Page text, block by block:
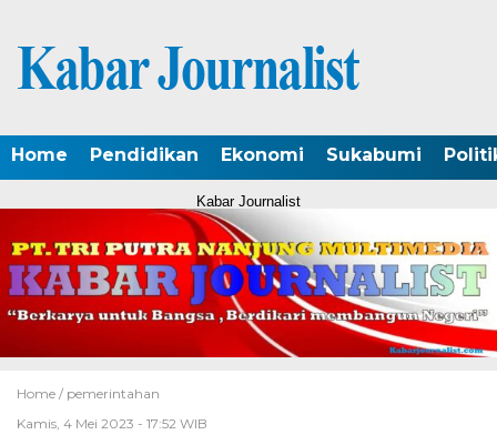
Home Pendidikan Ekonomi Sukabumi
Kabar Journalist
Home / pemerintahan
Kamis, 4 Mei 2023 - 17:52 WIB